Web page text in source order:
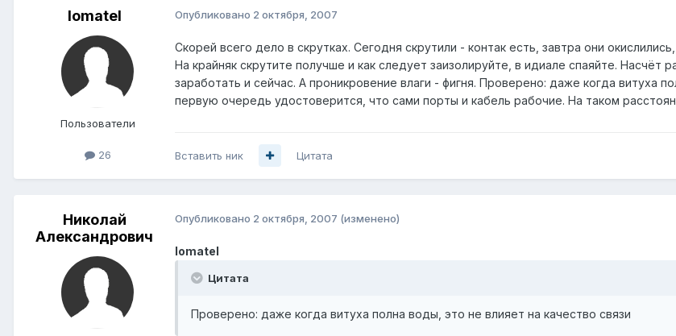
lomatel
Пользователи
26
Опубликовано 2 октября, 2007
Скорей всего дело в скрутках. Сегодня скрутили - контак есть, завтра они
На крайняк скрутите получше и как следует заизолируйте, в идиале спаяйте.
заработать и сейчас. А проникровение влаги - фигня. Проверено: даже когда витуха
первую очередь удостоверится, что сами порты и кабель рабочие. На таком
Вставить ник Цитата
Николай
Александрович
Опубликовано 2 октября, 2007 (изменено)
lomatel
Цитата
Проверено: даже когда витуха полна воды, это не влияет на качество связи